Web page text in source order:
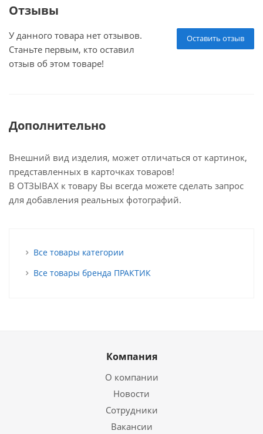
Отзывы
Оставить отзыв
У данного товара нет отзывов.
Станьте первым, кто оставил
отзыв об этом товаре!
Дополнительно
Внешний вид изделия, может отличаться от картинок,
представленных в карточках товаров!
В ОТЗЫВАХ к товару Вы всегда можете сделать запрос
для добавления реальных фотографий.
Все товары категории
Все товары бренда ПРАКТИК
Компания
О компании
Новости
Сотрудники
Вакансии